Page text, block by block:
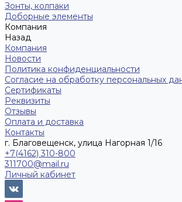
Зонты, колпаки
Доборные элементы
Компания
Назад
Компания
Новости
Политика конфиденциальности
Согласие на обработку персональных
Сертификаты
Реквизиты
Отзывы
Оплата и доставка
Контакты
г. Благовещенск, улица Нагорная 1/16
+7(4162) 310-800
311700@mail.ru
Личный кабинет